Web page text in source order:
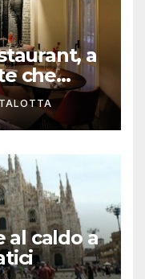
a
che
in
al caldo a